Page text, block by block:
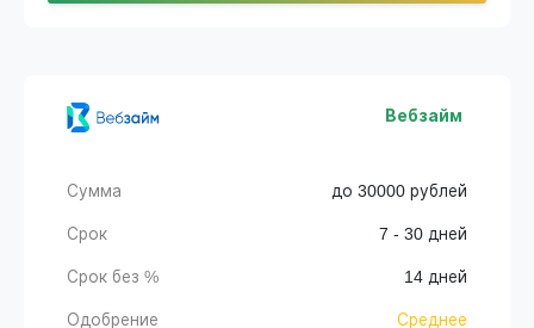
Вебзайм
Сумма до 30000 рублей
Срок 7 - 30 дней
Срок без % 14 дней
Одобрение Среднее